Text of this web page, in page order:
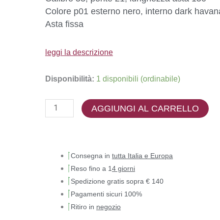
Colore p01 esterno nero, interno dark
Asta fissa
leggi la descrizione
Disponibilità: 1 disponibili (ordinabile)
AGGIUNGI AL CARRELLO
Consegna in tutta Italia e Europa
Reso fino a 14 giorni
Spedizione gratis sopra € 140
Pagamenti sicuri 100%
Ritiro in negozio